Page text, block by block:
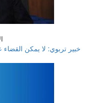
خبير تربوي: لا يمكن